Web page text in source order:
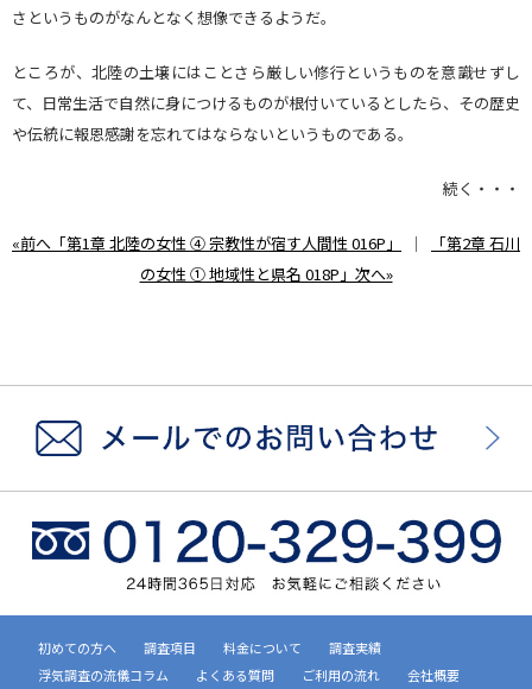
さというものがなんとなく想像できるようだ。
ところが、北陸の土壌にはことさら厳しい修行というものを意識せずし
て、日常生活で自然に身につけるものが根付いているとしたら、その歴史
や伝統に報恩感謝を忘れてはならないというものである。
続く・・・
«前へ「第1章 北陸の女性 ④ 宗教性が宿す人間性 016P」 ｜
「第2章 石川
の女性 ① 地域性と県名 018P」次へ»
初めての方へ 調査項目 料金について
調査実績
浮気調査の流儀コラム
よくある質問 ご利用の流れ 会社概要